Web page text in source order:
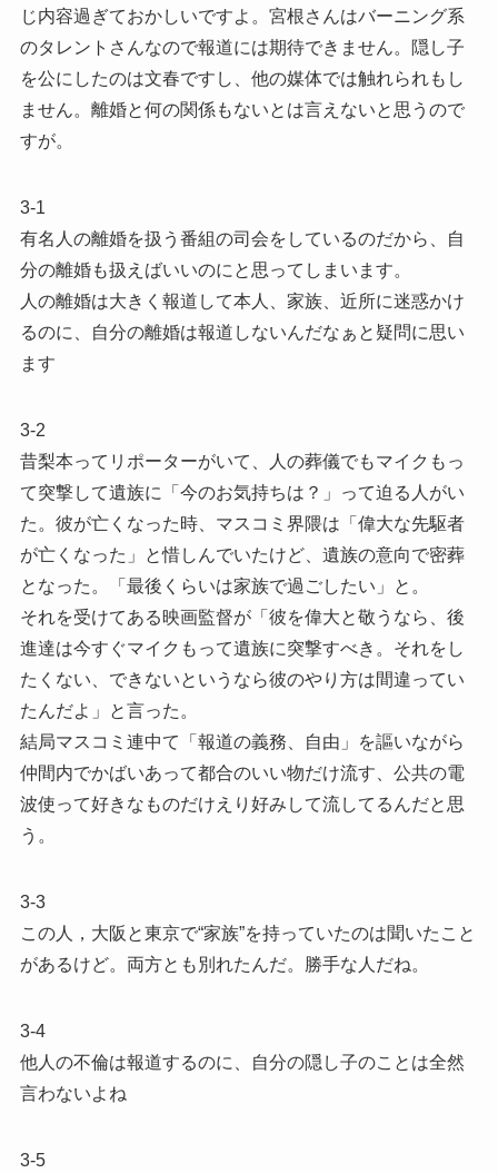
じ内容過ぎておかしいですよ。宮根さんはバーニング系
のタレントさんなので報道には期待できません。隠し子
を公にしたのは文春ですし、他の媒体では触れられもし
ません。離婚と何の関係もないとは言えないと思うので
すが。
3-1
有名人の離婚を扱う番組の司会をしているのだから、自
分の離婚も扱えばいいのにと思ってしまいます。
人の離婚は大きく報道して本人、家族、近所に迷惑かけ
るのに、自分の離婚は報道しないんだなぁと疑問に思い
ます
3-2
昔梨本ってリポーターがいて、人の葬儀でもマイクもっ
て突撃して遺族に「今のお気持ちは？」って迫る人がい
た。彼が亡くなった時、マスコミ界隈は「偉大な先駆者
が亡くなった」と惜しんでいたけど、遺族の意向で密葬
となった。「最後くらいは家族で過ごしたい」と。
それを受けてある映画監督が「彼を偉大と敬うなら、後
進達は今すぐマイクもって遺族に突撃すべき。それをし
たくない、できないというなら彼のやり方は間違ってい
たんだよ」と言った。
結局マスコミ連中て「報道の義務、自由」を謳いながら
仲間内でかばいあって都合のいい物だけ流す、公共の電
波使って好きなものだけえり好みして流してるんだと思
う。
3-3
この人，大阪と東京で“家族”を持っていたのは聞いたこと
があるけど。両方とも別れたんだ。勝手な人だね。
3-4
他人の不倫は報道するのに、自分の隠し子のことは全然
言わないよね
3-5